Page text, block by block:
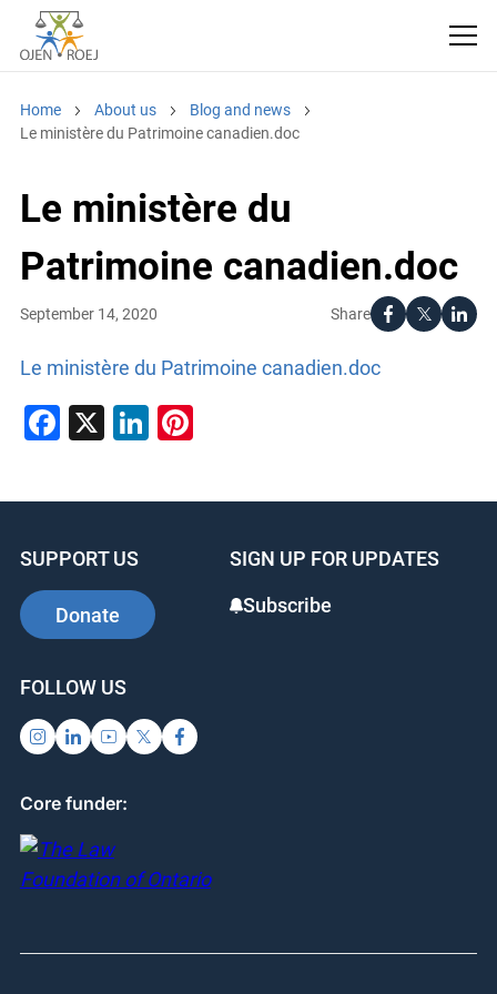
Home About us
Blog and news
Le ministère du Patrimoine canadien.doc
Le ministère du
Patrimoine canadien.doc
Share
September 14, 2020
Le ministère du Patrimoine canadien.doc
Facebook
X LinkedIn
Pinterest
SUPPORT US
Donate
SIGN UP FOR UPDATES
Subscribe
FOLLOW US
Core funder: